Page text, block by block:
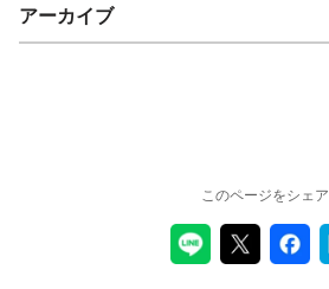
アーカイブ
このページをシェア